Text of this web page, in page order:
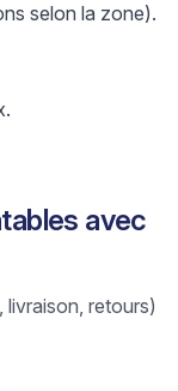
selon la zone).
avec
livraison, retours)